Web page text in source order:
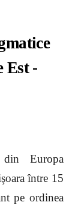
Est -
din Europa
între 15
pe ordinea